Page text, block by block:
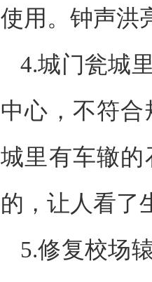
使用。钟声洪
4.城门瓮城
中心，不符
城里有车辙
的，让人看了
5.修复校场